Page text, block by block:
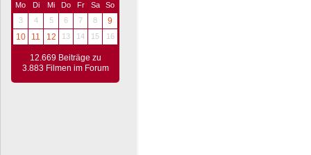
Mo Di Mi Do Fr Sa
So
3
4 5 6 7 8
9
10
11 12 13 14 15 16
12.669 Beiträge zu
3.883 Filmen im Forum